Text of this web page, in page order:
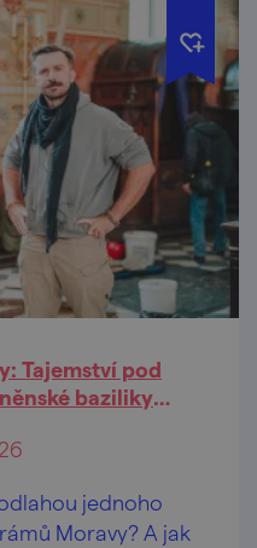
Tajemství pod
baziliky
jednoho
Moravy? A jak